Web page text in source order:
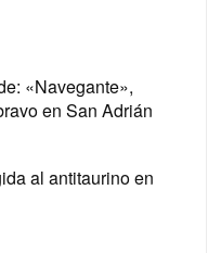
«Navegante»,
en San Adrián
al antitaurino en